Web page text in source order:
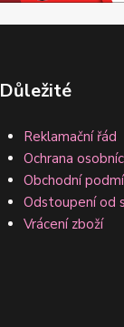
Důležité
Reklamační řád
Ochrana
Obchodní
Odstoupení od
Vrácení zboží